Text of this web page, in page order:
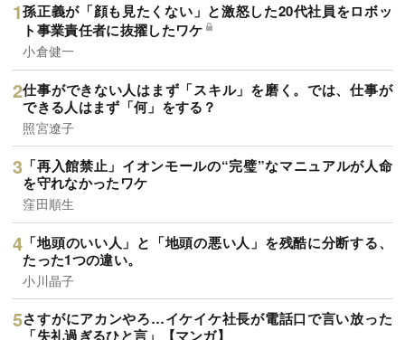
孫正義が「顔も見たくない」と激怒した20代社員をロボッ
ト事業責任者に抜擢したワケ
小倉健一
仕事ができない人はまず「スキル」を磨く。では、仕事が
できる人はまず「何」をする？
照宮遼子
「再入館禁止」イオンモールの“完璧”なマニュアルが人命
を守れなかったワケ
窪田順生
「地頭のいい人」と「地頭の悪い人」を残酷に分断する、
たった1つの違い。
小川晶子
さすがにアカンやろ…イケイケ社長が電話口で言い放った
「失礼過ぎるひと言」【マンガ】